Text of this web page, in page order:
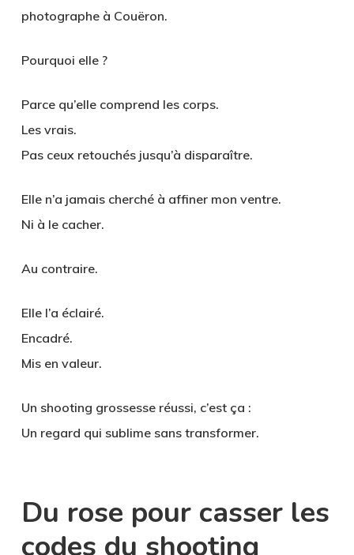
photographe à Couëron.
Pourquoi elle ?
Parce qu’elle comprend les corps.
Les vrais.
Pas ceux retouchés jusqu’à disparaître.
Elle n’a jamais cherché à affiner mon ventre.
Ni à le cacher.
Au contraire.
Elle l’a éclairé.
Encadré.
Mis en valeur.
Un shooting grossesse réussi, c’est ça :
Un regard qui sublime sans transformer.
Du rose pour casser les
codes du shooting